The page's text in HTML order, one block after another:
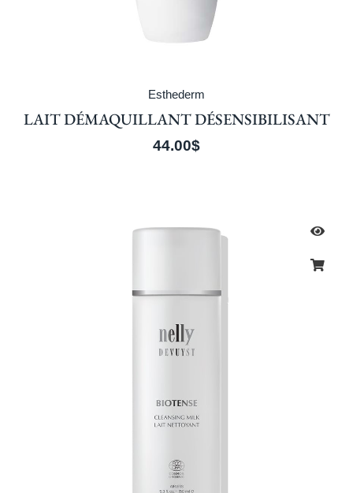
Esthederm
LAIT DÉMAQUILLANT DÉSENSIBILISANT
44.00$